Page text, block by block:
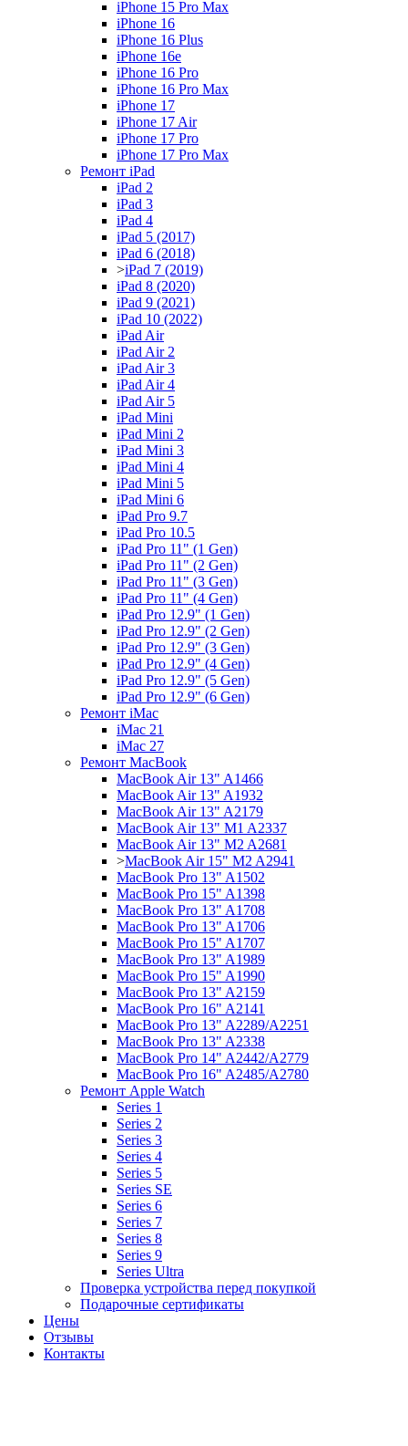
iPhone 15 Pro Max
iPhone 16
iPhone 16 Plus
iPhone 16e
iPhone 16 Pro
iPhone 16 Pro Max
iPhone 17
iPhone 17 Air
iPhone 17 Pro
iPhone 17 Pro Max
Ремонт iPad
iPad 2
iPad 3
iPad 4
iPad 5 (2017)
iPad 6 (2018)
>iPad 7 (2019)
iPad 8 (2020)
iPad 9 (2021)
iPad 10 (2022)
iPad Air
iPad Air 2
iPad Air 3
iPad Air 4
iPad Air 5
iPad Mini
iPad Mini 2
iPad Mini 3
iPad Mini 4
iPad Mini 5
iPad Mini 6
iPad Pro 9.7
iPad Pro 10.5
iPad Pro 11" (1 Gen)
iPad Pro 11" (2 Gen)
iPad Pro 11" (3 Gen)
iPad Pro 11" (4 Gen)
iPad Pro 12.9" (1 Gen)
iPad Pro 12.9" (2 Gen)
iPad Pro 12.9" (3 Gen)
iPad Pro 12.9" (4 Gen)
iPad Pro 12.9" (5 Gen)
iPad Pro 12.9" (6 Gen)
Ремонт iMac
iMac 21
iMac 27
Ремонт MacBook
MacBook Air 13" A1466
MacBook Air 13" A1932
MacBook Air 13" A2179
MacBook Air 13" M1 A2337
MacBook Air 13" M2 A2681
>MacBook Air 15" M2 A2941
MacBook Pro 13" A1502
MacBook Pro 15" A1398
MacBook Pro 13" A1708
MacBook Pro 13" A1706
MacBook Pro 15" A1707
MacBook Pro 13" A1989
MacBook Pro 15" A1990
MacBook Pro 13" A2159
MacBook Pro 16" A2141
MacBook Pro 13" A2289/A2251
MacBook Pro 13" A2338
MacBook Pro 14" A2442/A2779
MacBook Pro 16" A2485/A2780
Ремонт Apple Watch
Series 1
Series 2
Series 3
Series 4
Series 5
Series SE
Series 6
Series 7
Series 8
Series 9
Series Ultra
Проверка устройства перед покупкой
Подарочные сертификаты
Цены
Отзывы
Контакты